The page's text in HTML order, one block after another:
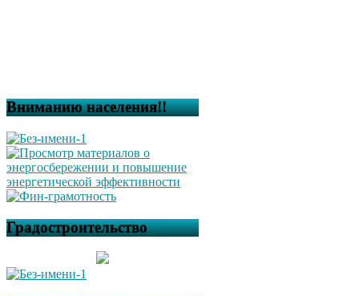
Вниманию населения!!
Градостроительство